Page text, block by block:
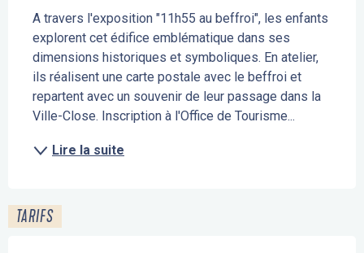
A travers l'exposition "11h55 au beffroi", les enfants
explorent cet édifice emblématique dans ses
dimensions historiques et symboliques. En atelier,
ils réalisent une carte postale avec le beffroi et
repartent avec un souvenir de leur passage dans la
Ville-Close. Inscription à l'Office de Tourisme...
Lire la suite
TARIFS